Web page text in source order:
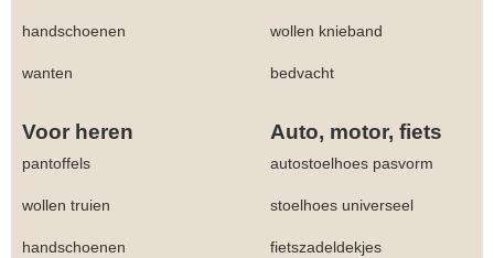
handschoenen wollen knieband
wanten bedvacht
Voor heren Auto, motor, fiets
pantoffels autostoelhoes pasvorm
wollen truien stoelhoes universeel
handschoenen fietszadeldekjes